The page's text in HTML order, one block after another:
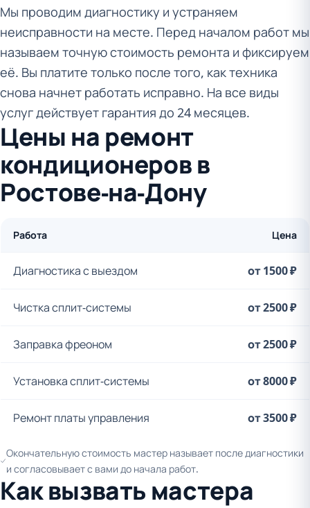
Мы проводим диагностику и устраняем
неисправности на месте. Перед началом работ мы
называем точную стоимость ремонта и фиксируем
её. Вы платите только после того, как техника
снова начнет работать исправно. На все виды
услуг действует гарантия до 24 месяцев.
Цены на ремонт
кондиционеров в
Ростове-на-Дону
Работа Цена
Диагностика с выездом от 1500 ₽
Чистка сплит-системы от 2500 ₽
Заправка фреоном от 2500 ₽
Установка сплит-системы от 8000 ₽
Ремонт платы управления от 3500 ₽
Окончательную стоимость мастер называет после диагностики
и согласовывает с вами до начала работ.
Как вызвать мастера